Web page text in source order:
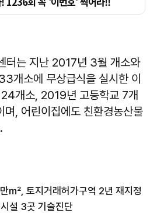
터는 지난 2017년 3월 개소와
개소에 무상급식을 실시한 이
개소, 2019년 고등학교 7개
며, 어린이집에도 친환경농산물
㎡, 토지거래허가구역 2년 재지정
설 3곳 기술진단